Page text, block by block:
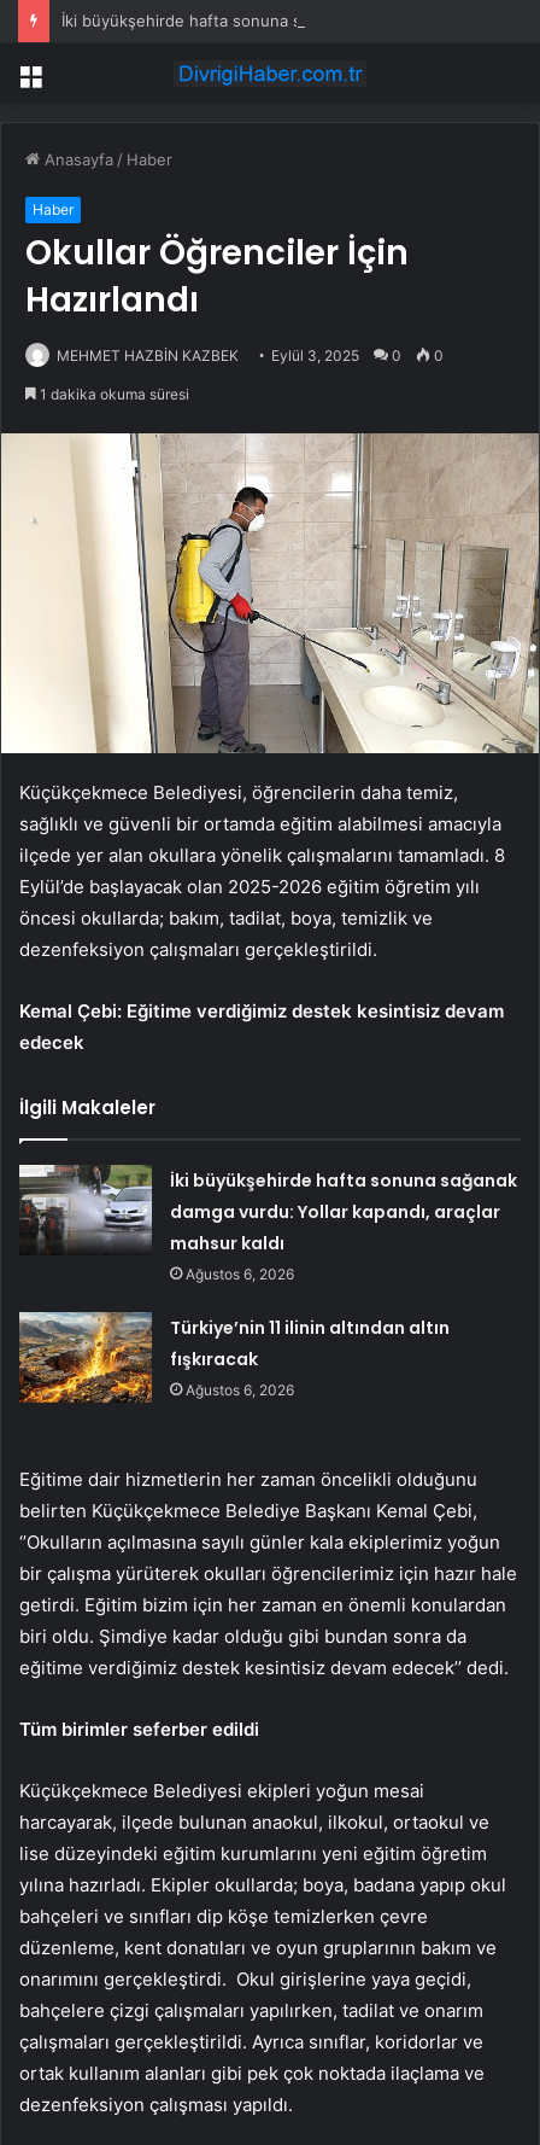
Menü
Anasayfa / Haber
Haber
Okullar Öğrenciler İçin
Hazırlandı
MEHMET HAZBİN KAZBEK Eylül 3, 2025 0 0
1 dakika okuma süresi
Küçükçekmece Belediyesi, öğrencilerin daha temiz,
sağlıklı ve güvenli bir ortamda eğitim alabilmesi amacıyla
ilçede yer alan okullara yönelik çalışmalarını tamamladı. 8
Eylül’de başlayacak olan 2025-2026 eğitim öğretim yılı
öncesi okullarda; bakım, tadilat, boya, temizlik ve
dezenfeksiyon çalışmaları gerçekleştirildi.
Kemal Çebi: Eğitime verdiğimiz destek kesintisiz devam
edecek
İlgili Makaleler
İki büyükşehirde hafta sonuna sağanak
damga vurdu: Yollar kapandı, araçlar
mahsur kaldı
Ağustos 6, 2026
Türkiye’nin 11 ilinin altından altın
fışkıracak
Ağustos 6, 2026
Eğitime dair hizmetlerin her zaman öncelikli olduğunu
belirten Küçükçekmece Belediye Başkanı Kemal Çebi,
‘’Okulların açılmasına sayılı günler kala ekiplerimiz yoğun
bir çalışma yürüterek okulları öğrencilerimiz için hazır hale
getirdi. Eğitim bizim için her zaman en önemli konulardan
biri oldu. Şimdiye kadar olduğu gibi bundan sonra da
eğitime verdiğimiz destek kesintisiz devam edecek’’ dedi.
Tüm birimler seferber edildi
Küçükçekmece Belediyesi ekipleri yoğun mesai
harcayarak, ilçede bulunan anaokul, ilkokul, ortaokul ve
lise düzeyindeki eğitim kurumlarını yeni eğitim öğretim
yılına hazırladı. Ekipler okullarda; boya, badana yapıp okul
bahçeleri ve sınıfları dip köşe temizlerken çevre
düzenleme, kent donatıları ve oyun gruplarının bakım ve
onarımını gerçekleştirdi. Okul girişlerine yaya geçidi,
bahçelere çizgi çalışmaları yapılırken, tadilat ve onarım
çalışmaları gerçekleştirildi. Ayrıca sınıflar, koridorlar ve
ortak kullanım alanları gibi pek çok noktada ilaçlama ve
dezenfeksiyon çalışması yapıldı.